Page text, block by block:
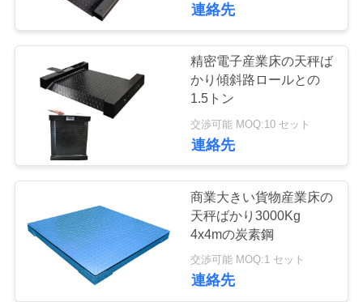
理
産業床の天秤ばかり
ベンチの重量計
連絡先
精密電子産業床の天秤ば
かり傾斜路ロールとの
1.5トン
交渉可能 MOQ:10 セット
連絡先
商業大きい貨物産業床の
天秤ばかり3000Kg
4x4mの炭素鋼
交渉可能 MOQ:1 セット
連絡先